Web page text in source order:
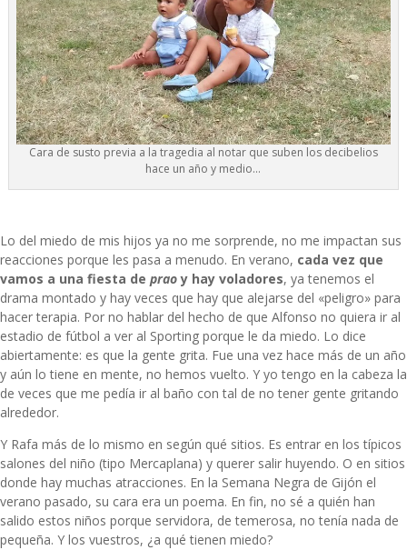
Cara de susto previa a la tragedia al notar que suben los decibelios
hace un año y medio…
Lo del miedo de mis hijos ya no me sorprende, no me impactan sus
reacciones porque les pasa a menudo. En verano, cada vez que
vamos a una fiesta de praoy hay voladores, ya tenemos el
drama montado y hay veces que hay que alejarse del «peligro» para
hacer terapia. Por no hablar del hecho de que Alfonso no quiera ir al
estadio de fútbol a ver al Sporting porque le da miedo. Lo dice
abiertamente: es que la gente grita. Fue una vez hace más de un año
y aún lo tiene en mente, no hemos vuelto. Y yo tengo en la cabeza la
de veces que me pedía ir al baño con tal de no tener gente gritando
alrededor.
Y Rafa más de lo mismo en según qué sitios. Es entrar en los típicos
salones del niño (tipo Mercaplana) y querer salir huyendo. O en sitios
donde hay muchas atracciones. En la Semana Negra de Gijón el
verano pasado, su cara era un poema. En fin, no sé a quién han
salido estos niños porque servidora, de temerosa, no tenía nada de
pequeña. Y los vuestros, ¿a qué tienen miedo?